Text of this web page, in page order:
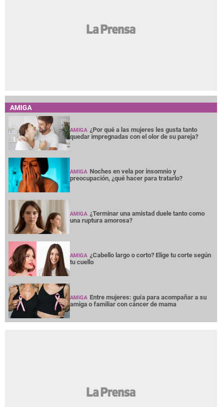
AMIGA
AMIGA ¿Por qué a las mujeres les gusta tanto
quedar impregnadas con el olor de su pareja?
AMIGA Noches en vela por insomnio y
preocupación, ¿qué hacer para tratarlo?
AMIGA ¿Terminar una amistad duele tanto como
una ruptura amorosa?
AMIGA ¿Cabello largo o corto? Elige tu corte según
tu cuello
AMIGA Entre mujeres: guía para acompañar a su
amiga o familiar con cáncer de mama